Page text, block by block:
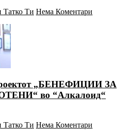
Татко Ти Нема Коментари
„БЕНЕФИЦИИ ЗА
во “Алкалоид“
Татко Ти Нема Коментари